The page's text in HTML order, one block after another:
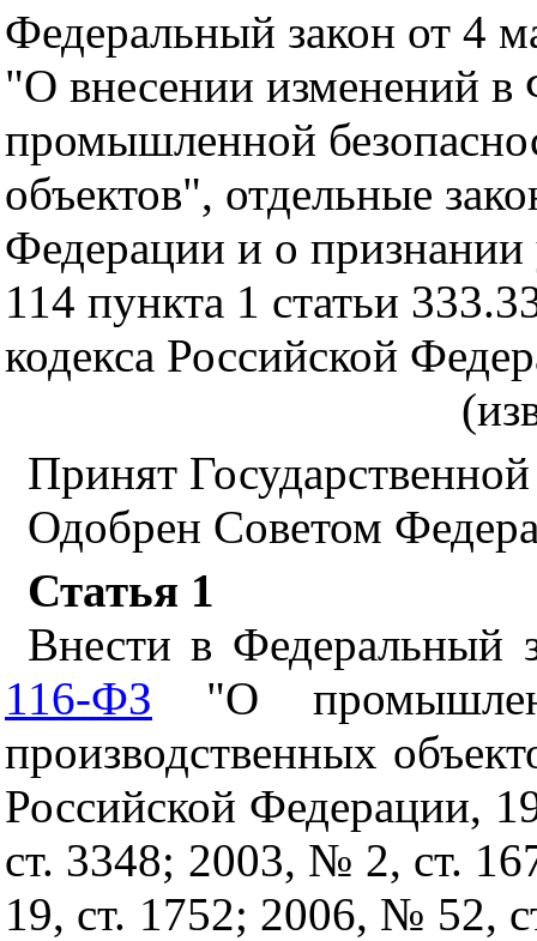
Федеральный закон от 4
"О внесении изменений
промышленной
объектов", отдельные
Федерации и о
114 пункта 1 статьи
кодекса Российской
Принят
Одобрен Советом
Статья 1
Внести в
116-ФЗ "О
производственных
Российской Федерации,
ст. 3348; 2003, № 2, ст.
19, ст. 1752; 2006, № 52,